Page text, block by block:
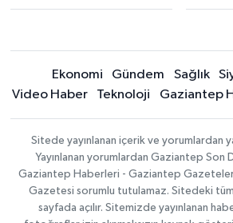
Ekonomi Gündem Sağlık
Video Haber
Teknoloji Gaziantep
Sitede yayınlanan içerik ve yorumlardan
Yayınlanan yorumlardan Gaziantep Son
Gaziantep Haberleri - Gaziantep
Gazetesi sorumlu tutulamaz. Sitedeki
sayfada açılır. Sitemizde yayınlanan